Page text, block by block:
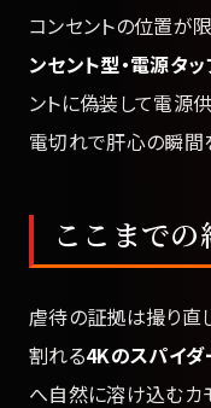
コンセントの位置が
ンセント型・電源タ
ントに偽装して電源
電切れで肝心の瞬間
ここまで
虐待の証拠は撮り直
割れる4Kのスパイ
へ自然に溶け込むカ